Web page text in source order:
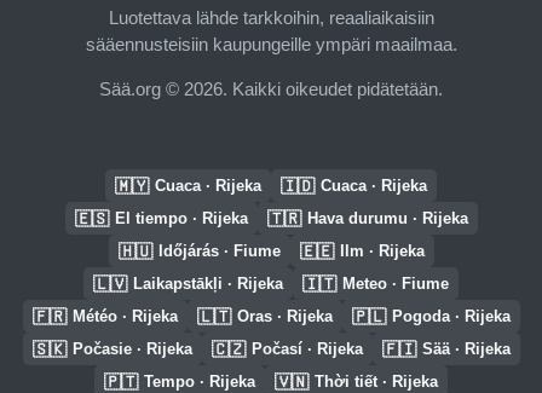
Luotettava lähde tarkkoihin, reaaliaikaisiin
sääennusteisiin kaupungeille ympäri maailmaa.
Sää.org © 2026. Kaikki oikeudet pidätetään.
🇲🇾 Cuaca · Rijeka 🇮🇩 Cuaca · Rijeka
🇪🇸 El tiempo · Rijeka 🇹🇷 Hava durumu · Rijeka
🇭🇺 Időjárás · Fiume 🇪🇪 Ilm · Rijeka
🇱🇻 Laikapstākļi · Rijeka 🇮🇹 Meteo · Fiume
🇫🇷 Météo · Rijeka 🇱🇹 Oras · Rijeka 🇵🇱 Pogoda · Rijeka
🇸🇰 Počasie · Rijeka 🇨🇿 Počasí · Rijeka 🇫🇮 Sää · Rijeka
🇵🇹 Tempo · Rijeka 🇻🇳 Thời tiết · Rijeka